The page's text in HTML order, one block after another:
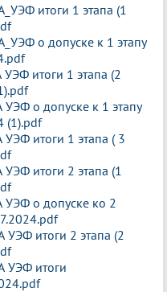
итоги 1 этапа (1
о допуске к 1 этапу
итоги 1 этапа (2
о допуске к 1 этапу
(1).pdf
итоги 1 этапа ( 3
итоги 2 этапа (1
о допуске ко 2
итоги 2 этапа (2
УЭФ итоги